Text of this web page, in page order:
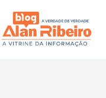
para
conteúdo